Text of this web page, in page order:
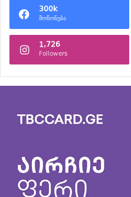
300k
მოწონება
1,726
Followers